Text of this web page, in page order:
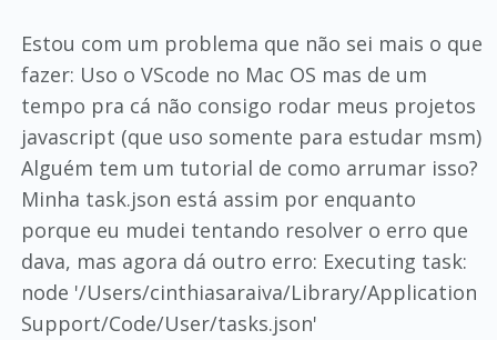
Estou com um problema que não sei mais o que
fazer: Uso o VScode no Mac OS mas de um
tempo pra cá não consigo rodar meus projetos
javascript (que uso somente para estudar msm)
Alguém tem um tutorial de como arrumar isso?
Minha task.json está assim por enquanto
porque eu mudei tentando resolver o erro que
dava, mas agora dá outro erro: Executing task:
node '/Users/cinthiasaraiva/Library/Application
Support/Code/User/tasks.json'